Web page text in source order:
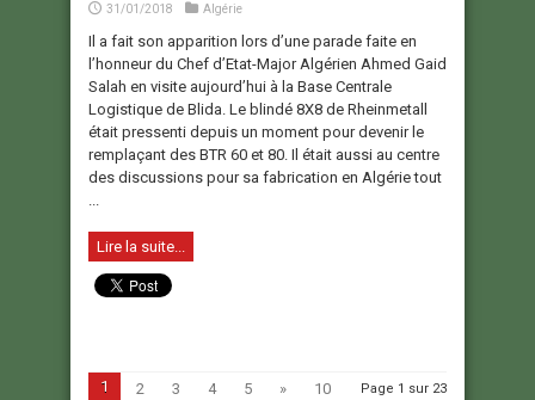
31/01/2018 Algérie
Il a fait son apparition lors d’une parade faite en
l’honneur du Chef d’Etat-Major Algérien Ahmed Gaid
Salah en visite aujourd’hui à la Base Centrale
Logistique de Blida. Le blindé 8X8 de Rheinmetall
était pressenti depuis un moment pour devenir le
remplaçant des BTR 60 et 80. Il était aussi au centre
des discussions pour sa fabrication en Algérie tout
...
Lire la suite...
Page 1 sur 23
1 2 3 4 5 »
10